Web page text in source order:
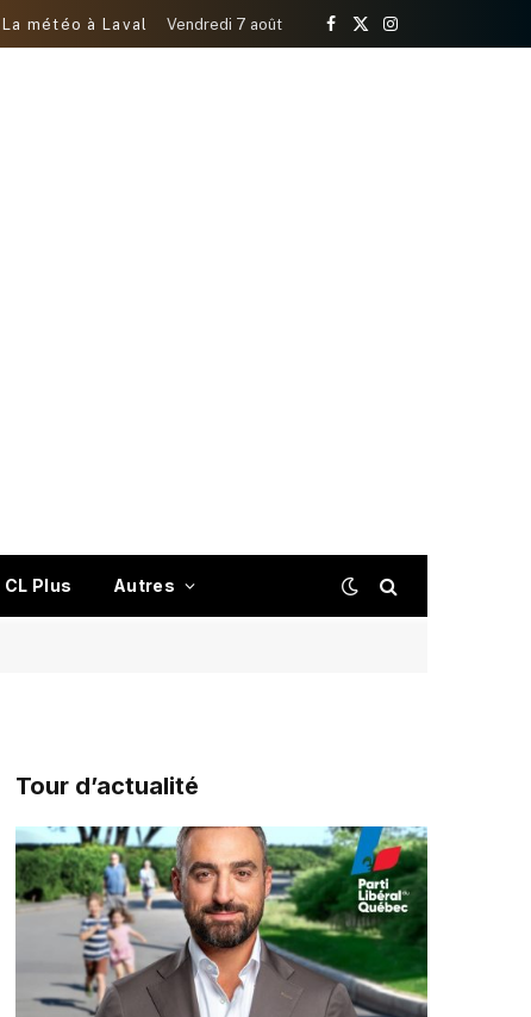
La météo à Laval Vendredi 7 août
Facebook
X
Instagram
CL Plus Autres
Tour d’actualité